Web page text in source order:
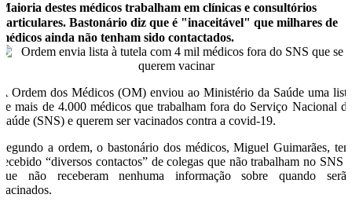
Maioria destes médicos trabalham em clínicas e consultórios
particulares. Bastonário diz que é "inaceitável" que milhares de
médicos ainda não tenham sido contactados.
A Ordem dos Médicos (OM) enviou ao Ministério da Saúde uma lista
de mais de 4.000 médicos que trabalham fora do Serviço Nacional de
Saúde (SNS) e querem ser vacinados contra a covid-19.
Segundo a ordem, o bastonário dos médicos, Miguel Guimarães, tem
recebido “diversos contactos” de colegas que não trabalham no SNS e
que não receberam nenhuma informação sobre quando serão
vacinados.